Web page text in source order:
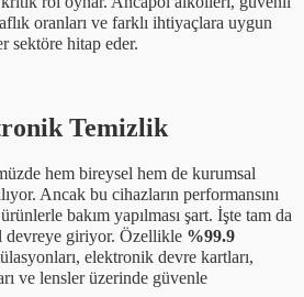
oranları ve farklı ihtiyaçlara uygun
sektöre hitap eder.
Temizlik
hem bireysel hem de kurumsal
Ancak bu cihazların performansını
bakım yapılması şart. İşte tam da
devreye giriyor. Özellikle %99.9
elektronik devre kartları,
ve lensler üzerinde güvenle